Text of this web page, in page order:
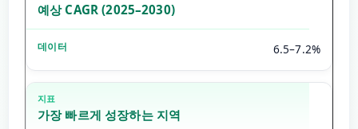
예상 CAGR (2025–2030)
6.5–7.2%
가장 빠르게 성장하는 지역